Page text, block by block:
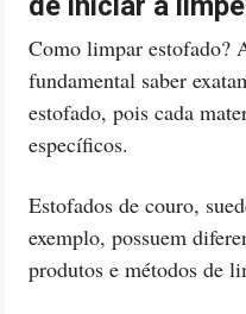
Como limpar estofado?
fundamental saber
estofado, pois cada
específicos.
Estofados de couro,
exemplo, possuem
produtos e métodos de